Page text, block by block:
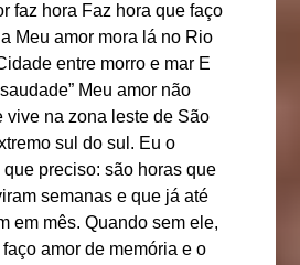
faz hora Faz hora que faço
Meu amor mora lá no Rio
entre morro e mar E
Meu amor não
vive na zona leste de São
sul do sul. Eu o
preciso: são horas que
semanas e que já até
em mês. Quando sem ele,
amor de memória e o